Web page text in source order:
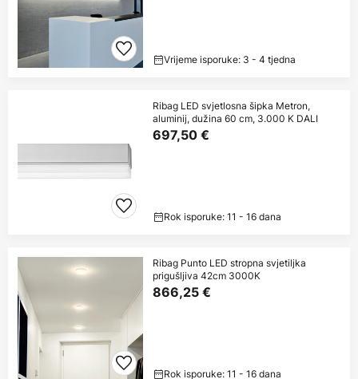
Vrijeme isporuke: 3 - 4 tjedna
Ribag LED svjetlosna šipka Metron,
aluminij, dužina 60 cm, 3.000 K DALI
697,50 €
Rok isporuke: 11 - 16 dana
Ribag Punto LED stropna svjetiljka
prigušljiva 42cm 3000K
866,25 €
Rok isporuke: 11 - 16 dana